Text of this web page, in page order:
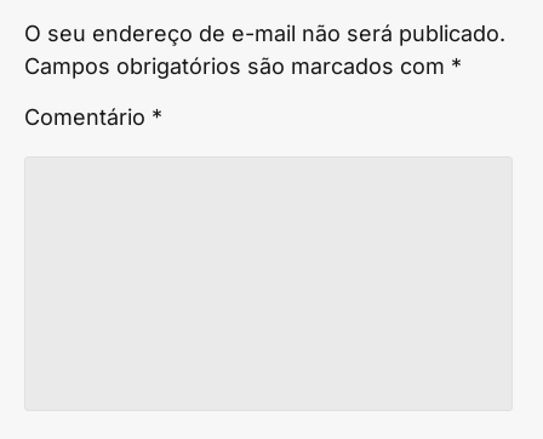
O seu endereço de e-mail não será publicado.
Campos obrigatórios são marcados com *
Comentário *